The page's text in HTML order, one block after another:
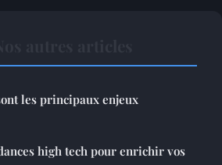
les principaux enjeux
high tech pour enrichir vos